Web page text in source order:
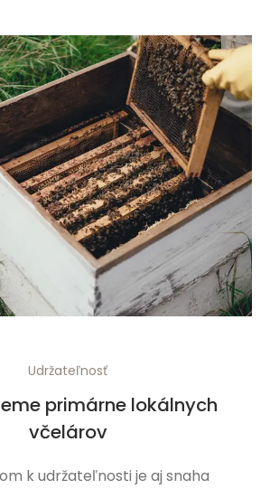
Udržateľnosť
primárne lokálnych
včelárov
k udržateľnosti je aj snaha